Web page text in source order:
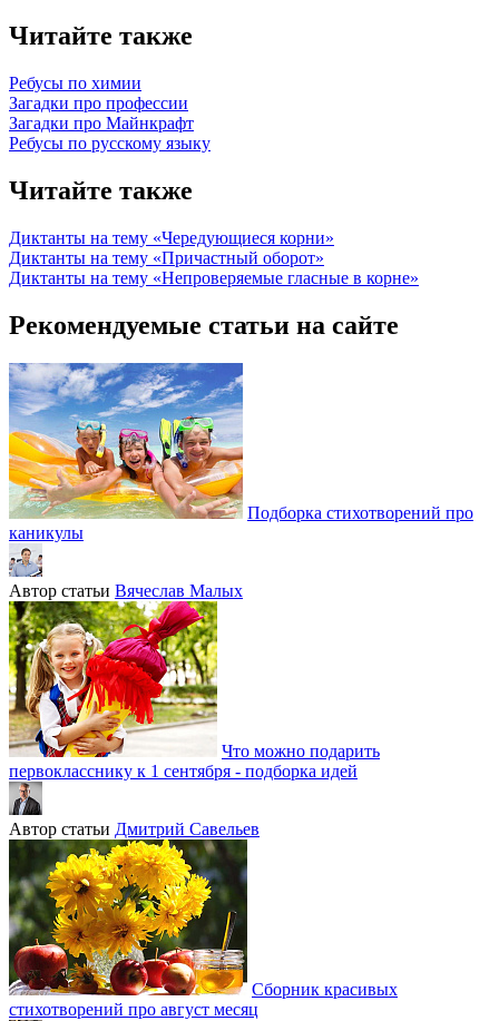
Читайте также
Ребусы по химии
Загадки про профессии
Загадки про Майнкрафт
Ребусы по русскому языку
Читайте также
Диктанты на тему «Чередующиеся корни»
Диктанты на тему «Причастный оборот»
Диктанты на тему «Непроверяемые гласные в корне»
Рекомендуемые статьи на сайте
Подборка стихотворений про
каникулы
Автор статьи Вячеслав Малых
Что можно подарить
первокласснику к 1 сентября - подборка идей
Автор статьи Дмитрий Савельев
Сборник красивых
стихотворений про август месяц